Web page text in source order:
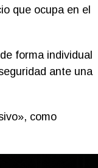
que ocupa en el
forma individual
ante una
como